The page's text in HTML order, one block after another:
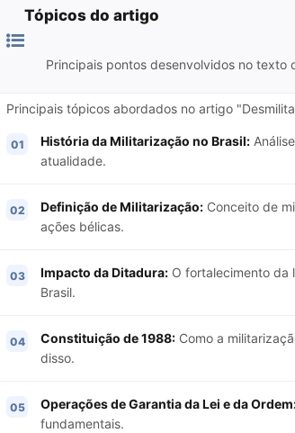
Tópicos do artigo
Principais pontos desenvolvidos no texto
Principais tópicos abordados no artigo
História da Militarização no Brasil:
atualidade.
Definição de Militarização: Conceito de
ações bélicas.
Impacto da Ditadura: O fortalecimento da
Brasil.
Constituição de 1988: Como a
disso.
Operações de Garantia da Lei e da
fundamentais.